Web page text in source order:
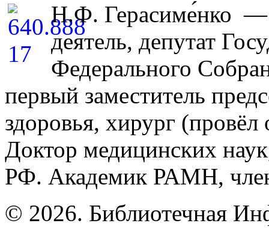
Н.Ф. Герасиме́нко —
деятель, депутат
Федерального
первый заместитель
здоровья, хирург
Доктор медицинских
РФ. Академик РАМН,
© 2026. Библиотечная